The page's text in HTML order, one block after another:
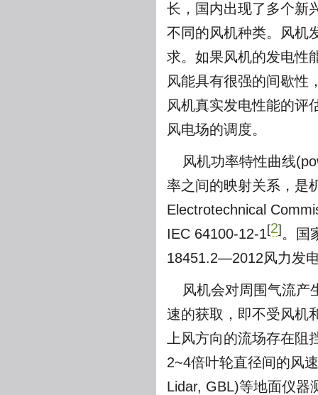
长，国内出现了多个新
不同的风机种类。风机
求。如果风机的发电性
风能具有很强的间歇性
风机真实发电性能的评
风电场的调度。
风机功率特性曲线
率之间的映射关系，是
Electrotechnical
IEC 64100-12-1[2] 。国
18451.2—2012风力发
风机会对周围气流产
速的获取，即不受风机
上风方向的流场存在
2~4倍叶轮直径间的风速
Lidar, GBL)等地面仪器